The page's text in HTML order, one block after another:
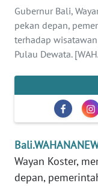
Gubernur Bali,
pekan depan,
terhadap
Pulau Dewata.
Wayan Koster,
depan,
IKLAN
TENTANG
KAMI
MEDIA
REDAKSI
KARIR